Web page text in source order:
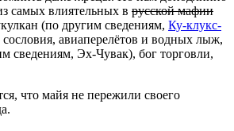
самых влиятельных в русской мафии
(по другим сведениям, Ку-клукс-
авиаперелётов и водных лыж,
сведениям, Эх-Чувак), бог торговли,
что майя не пережили своего